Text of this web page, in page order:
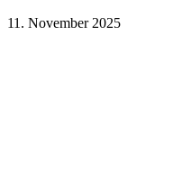
11. November 2025